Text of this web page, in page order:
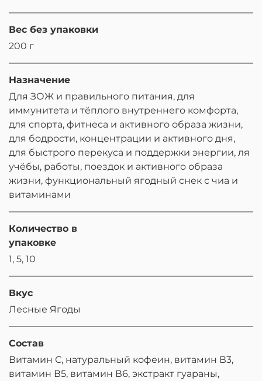
Вес без упаковки
200 г
Назначение
Для ЗОЖ и правильного питания, для
иммунитета и тёплого внутреннего комфорта,
для спорта, фитнеса и активного образа жизни,
для бодрости, концентрации и активного дня,
для быстрого перекуса и поддержки энергии, ля
учёбы, работы, поездок и активного образа
жизни, функциональный ягодный снек с чиа и
витаминами
Количество в
упаковке
1, 5, 10
Вкус
Лесные Ягоды
Состав
Витамин С, натуральный кофеин, витамин В3,
витамин В5, витамин В6, экстракт гуараны,